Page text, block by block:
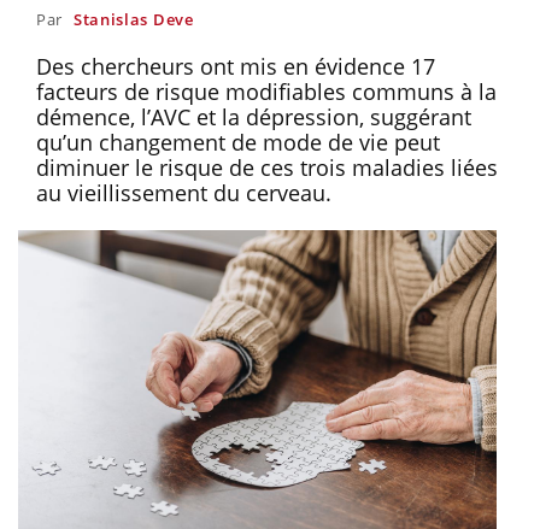
Par Stanislas Deve
Des chercheurs ont mis en évidence 17
facteurs de risque modifiables communs à la
démence, l’AVC et la dépression, suggérant
qu’un changement de mode de vie peut
diminuer le risque de ces trois maladies liées
au vieillissement du cerveau.